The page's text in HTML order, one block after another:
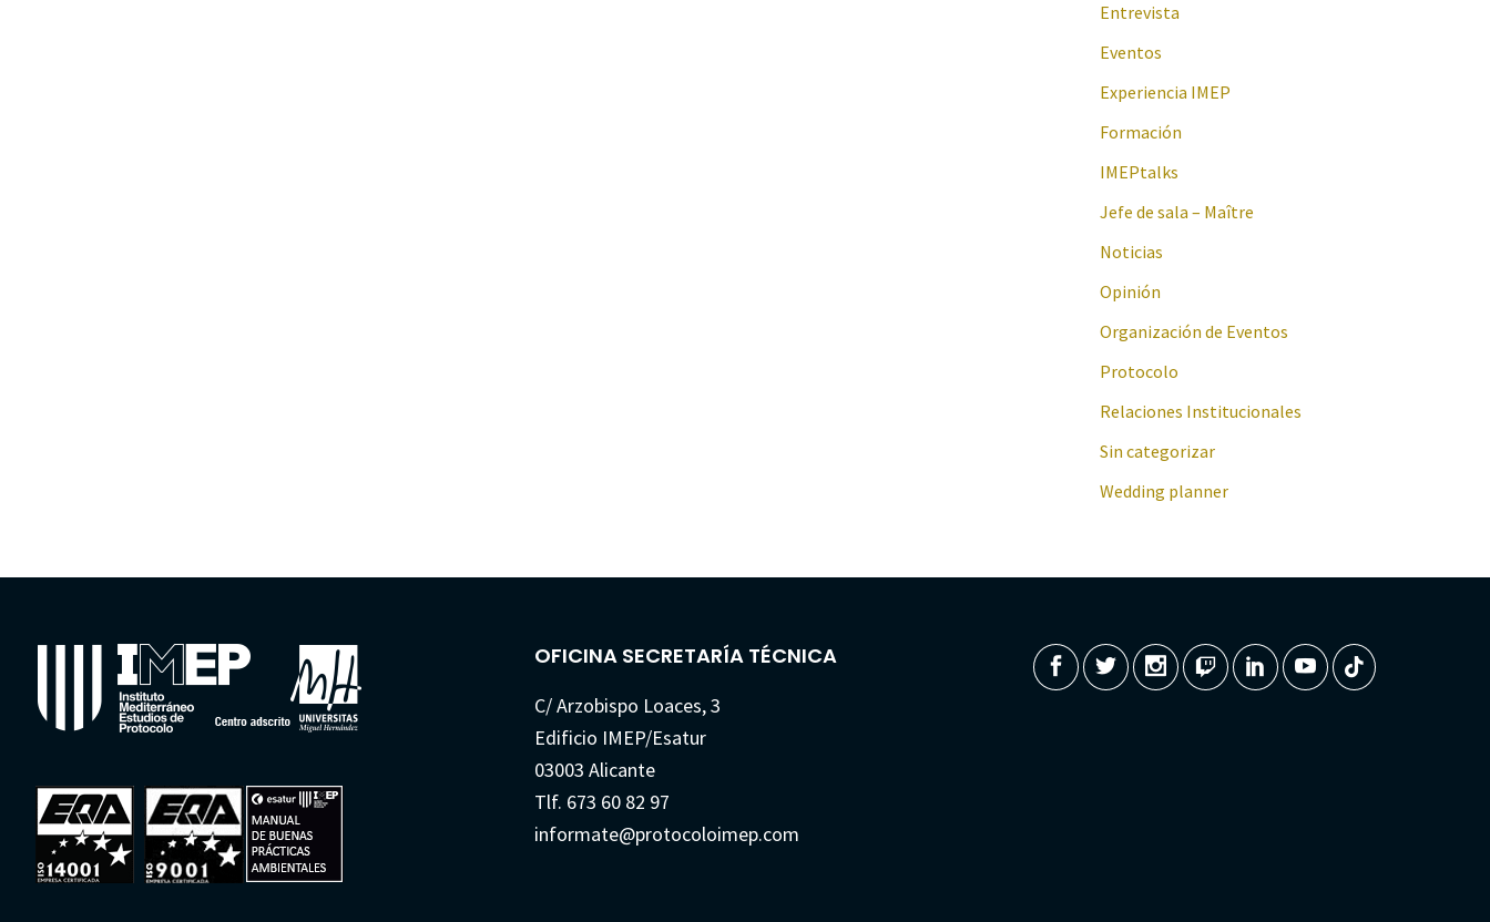
Entrevista
Eventos
Experiencia IMEP
Formación
IMEPtalks
Jefe de sala – Maître
Noticias
Opinión
Organización de Eventos
Protocolo
Relaciones Institucionales
Sin categorizar
Wedding planner
OFICINA SECRETARÍA TÉCNICA
C/ Arzobispo Loaces, 3
Edificio IMEP/Esatur
03003 Alicante
Tlf. 673 60 82 97
informate@protocoloimep.com